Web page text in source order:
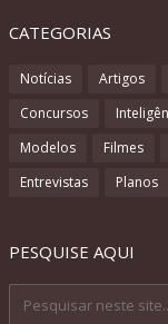
CATEGORIAS
Notícias Artigos
Concursos
Modelos
Filmes
Entrevistas
Planos
PESQUISE AQUI